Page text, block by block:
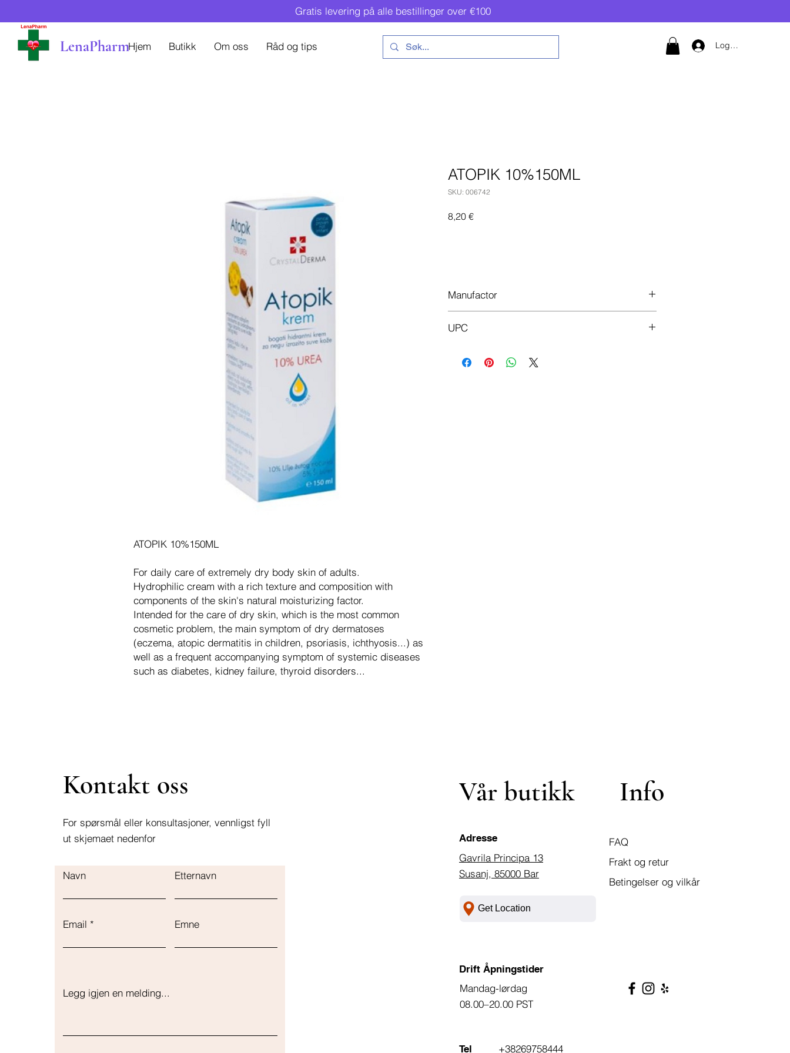
Gratis levering på alle bestillinger over €100
LenaPharm Logg inn
Hjem Butikk Om oss Råd og tips
ATOPIK 10%150ML
For daily care of extremely dry body skin of adults.
Hydrophilic cream with a rich texture and composition with
components of the skin's natural moisturizing factor.
Intended for the care of dry skin, which is the most common
cosmetic problem, the main symptom of dry dermatoses
(eczema, atopic dermatitis in children, psoriasis, ichthyosis...) as
well as a frequent accompanying symptom of systemic diseases
such as diabetes, kidney failure, thyroid disorders...
ATOPIK 10%150ML
SKU: 006742
8,20 €Pris
Manufactor
UPC
Kontakt oss
For spørsmål eller konsultasjoner, vennligst fyll
ut skjemaet nedenfor
Navn Etternavn
Email Emne
Legg igjen en melding...
Vår butikk
Adresse
Gavrila Principa 13
Susanj, 85000 Bar
Info
FAQ
Frakt og retur
Betingelser og vilkår
Get Location
Drift Åpningstider
Mandag-lørdag
08.00–20.00 PST
Tel +38269758444